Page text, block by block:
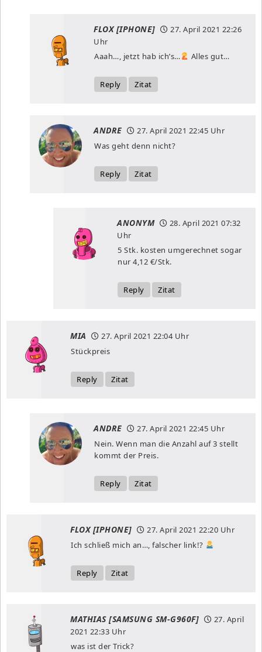
FLOX [IPHONE] 27. April 2021 22:26
Uhr
Aaah…, jetzt hab ich’s…
Alles gut…
Reply Zitat
ANDRE 27. April 2021 22:45 Uhr
Was geht denn nicht?
Reply Zitat
ANONYM 28. April 2021 07:32
Uhr
5 Stk. kosten umgerechnet sogar
nur 4,12 €/Stk.
Reply Zitat
MIA 27. April 2021 22:04 Uhr
Stückpreis
Reply Zitat
ANDRE 27. April 2021 22:45 Uhr
Nein. Wenn man die Anzahl auf 3 stellt
kommt der Preis.
Reply Zitat
FLOX [IPHONE] 27. April 2021 22:20 Uhr
Ich schließ mich an…, falscher link!?
Reply Zitat
MATHIAS [SAMSUNG SM-G960F]
27. April
2021 22:33 Uhr
was ist der Trick?